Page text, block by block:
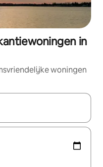
in
woningen
zijn, maak je een keuze